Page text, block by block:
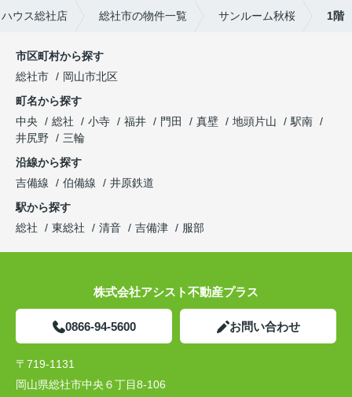
ウス総社店 総社市の物件一覧 サンルーム秋桜 1階
市区町村から探す
総社市
岡山市北区
町名から探す
中央
総社 小寺 福井 門田 真壁 地頭片山
駅南
井尻野
三輪
沿線から探す
吉備線
伯備線
井原鉄道
駅から探す
総社
東総社 清音 吉備津 服部
株式会社アシスト不動産プラス
0866-94-5600 お問い合わせ
〒719-1131
岡山県総社市中央６丁目8-106